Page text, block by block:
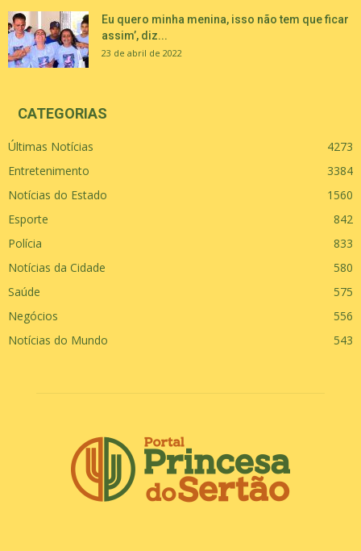
Eu quero minha menina, isso não tem que ficar
assim’, diz...
23 de abril de 2022
CATEGORIAS
Últimas Notícias
4273
Entretenimento
3384
Notícias do Estado
1560
Esporte
842
Polícia
833
Notícias da Cidade
580
Saúde
575
Negócios
556
Notícias do Mundo
543